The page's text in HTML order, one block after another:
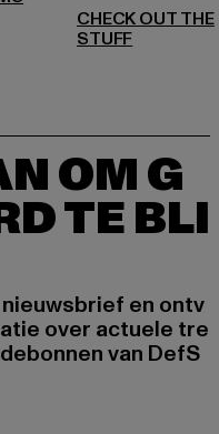
CHECK OUT THE
OM G
TE BLI
en ontv
over actuele tre
van DefS